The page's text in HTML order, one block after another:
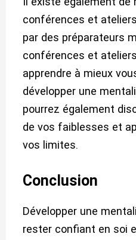
conférences et
par des préparateurs
conférences et
apprendre à mieux
développer une
pourrez également
de vos faiblesses et
vos limites.
Conclusion
Développer une
rester confiant en soi